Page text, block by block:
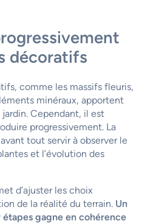
décoratifs
comme les massifs fleuris,
minéraux, apportent
Cependant, il est
progressivement. La
tout servir à observer le
et l’évolution des
d’ajuster les choix
de la réalité du terrain. Un
gagne en cohérence